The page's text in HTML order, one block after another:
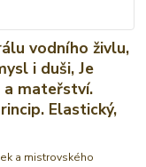
vodního živlu,
i duši, Je
mateřství.
Elastický,
a mistrovského